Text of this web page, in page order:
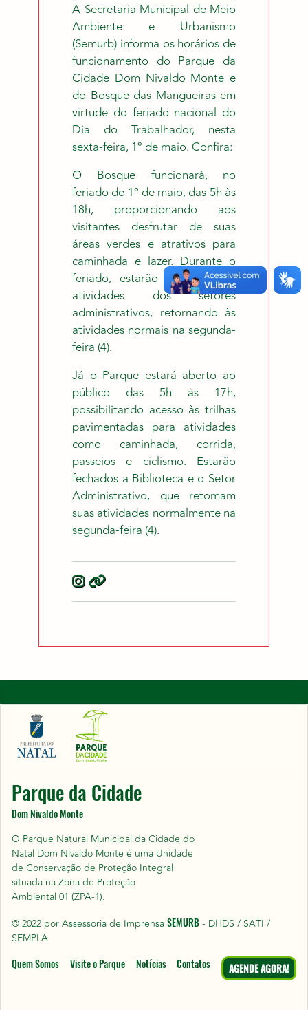
A Secretaria Municipal de Meio
Ambiente e Urbanismo
(Semurb) informa os horários de
funcionamento do Parque da
Cidade Dom Nivaldo Monte e
do Bosque das Mangueiras em
virtude do feriado nacional do
Dia do Trabalhador, nesta
sexta-feira, 1º de maio. Confira:
O Bosque funcionará, no
feriado de 1º de maio, das 5h às
18h, proporcionando aos
visitantes desfrutar de suas
áreas verdes e atrativos para
caminhada e lazer. Durante o
feriado, estarão suspensas as
atividades dos setores
administrativos, retornando às
atividades normais na segunda-
feira (4).
Já o Parque estará aberto ao
público das 5h às 17h,
possibilitando acesso às trilhas
pavimentadas para atividades
como caminhada, corrida,
passeios e ciclismo. Estarão
fechados a Biblioteca e o Setor
Administrativo, que retomam
suas atividades normalmente na
segunda-feira (4).
Parque da Cidade
Dom Nivaldo Monte
O Parque Natural Municipal da Cidade do
Natal Dom Nivaldo Monte é uma Unidade
de Conservação de Proteção Integral
situada na Zona de Proteção
Ambiental 01 (ZPA-1).
© 2022 por Assessoria de ImprensaSEMURB- DHDS / SATI /
SEMPLA
Quem Somos
Visite o Parque Notícias Contatos AGENDE AGORA!